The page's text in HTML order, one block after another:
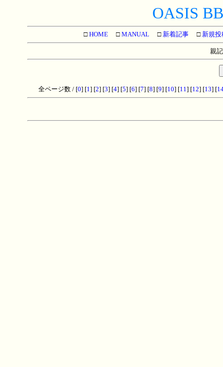
OASIS
□ HOME □ MANUAL □ 新着記事 □ 新規投
親
全ページ数 / [0] [1 ] [2] [3] [4] [5] [6] [7] [8] [9] [10] [11 ] [12] [13] [